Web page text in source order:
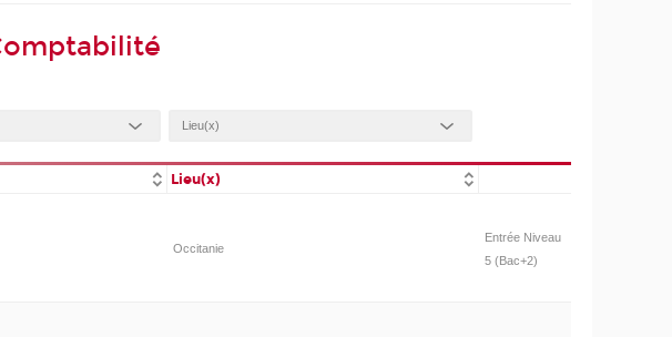
Lieu(x)
Occitanie
Entrée Niveau
5 (Bac+2)